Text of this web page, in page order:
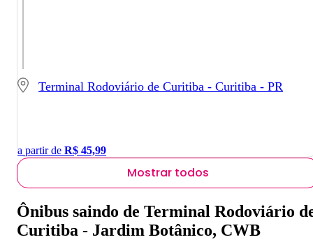
Terminal Rodoviário de Curitiba - Curitiba - PR
a partir de R$ 45,99
Mostrar todos
Ônibus saindo de Terminal Rodoviário
Curitiba - Jardim Botânico, CWB